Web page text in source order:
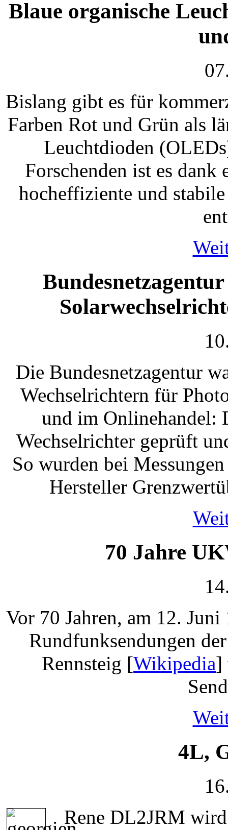
Blaue organische
Bislang gibt es für
Farben Rot und Grün als
Leuchtdioden
Forschenden ist es dank
hocheffiziente und
Die Bundesnetzagentur
Wechselrichtern für
und im Onlinehandel:
Wechselrichter geprüft
So wurden bei
Hersteller
70 Jahre
Vor 70 Jahren, am 12.
Rundfunksendungen
Rennsteig [Wikipedia]
4L,
Rene DL2JRM